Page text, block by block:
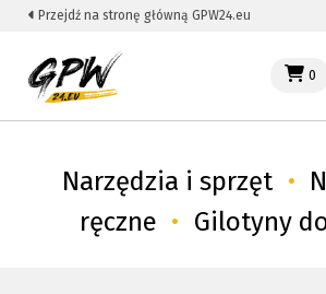
Przejdź na stronę główną GPW24.eu
0
Narzędzia i sprzęt •
ręczne • Gilotyny